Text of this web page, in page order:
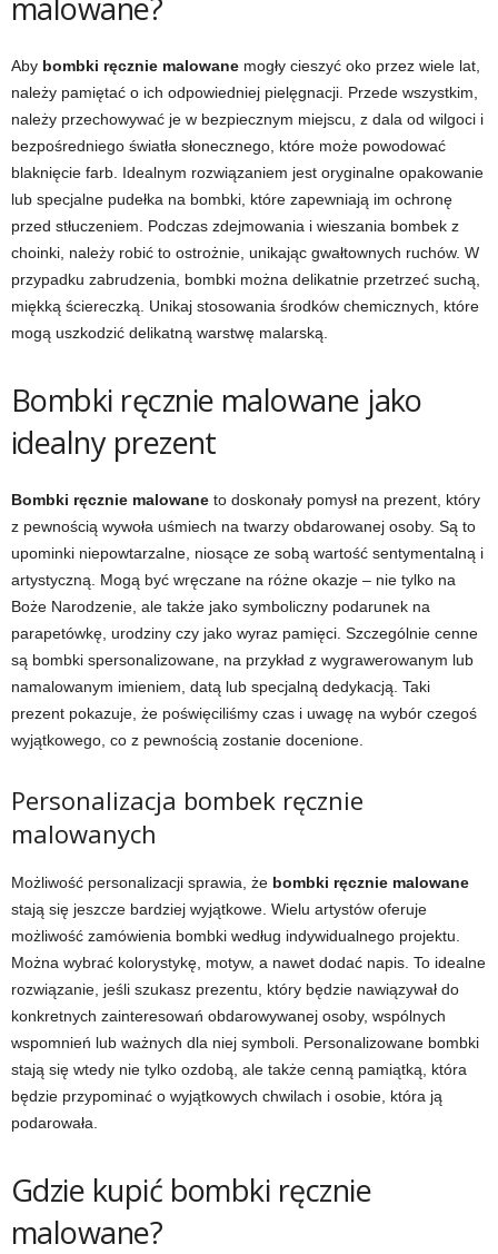
malowane?
Aby bombki ręcznie malowane mogły cieszyć oko przez wiele lat,
należy pamiętać o ich odpowiedniej pielęgnacji. Przede wszystkim,
należy przechowywać je w bezpiecznym miejscu, z dala od wilgoci i
bezpośredniego światła słonecznego, które może powodować
blaknięcie farb. Idealnym rozwiązaniem jest oryginalne opakowanie
lub specjalne pudełka na bombki, które zapewniają im ochronę
przed stłuczeniem. Podczas zdejmowania i wieszania bombek z
choinki, należy robić to ostrożnie, unikając gwałtownych ruchów. W
przypadku zabrudzenia, bombki można delikatnie przetrzeć suchą,
miękką ściereczką. Unikaj stosowania środków chemicznych, które
mogą uszkodzić delikatną warstwę malarską.
Bombki ręcznie malowane jako
idealny prezent
Bombki ręcznie malowane to doskonały pomysł na prezent, który
z pewnością wywoła uśmiech na twarzy obdarowanej osoby. Są to
upominki niepowtarzalne, niosące ze sobą wartość sentymentalną i
artystyczną. Mogą być wręczane na różne okazje – nie tylko na
Boże Narodzenie, ale także jako symboliczny podarunek na
parapetówkę, urodziny czy jako wyraz pamięci. Szczególnie cenne
są bombki spersonalizowane, na przykład z wygrawerowanym lub
namalowanym imieniem, datą lub specjalną dedykacją. Taki
prezent pokazuje, że poświęciliśmy czas i uwagę na wybór czegoś
wyjątkowego, co z pewnością zostanie docenione.
Personalizacja bombek ręcznie
malowanych
Możliwość personalizacji sprawia, że bombki ręcznie malowane
stają się jeszcze bardziej wyjątkowe. Wielu artystów oferuje
możliwość zamówienia bombki według indywidualnego projektu.
Można wybrać kolorystykę, motyw, a nawet dodać napis. To idealne
rozwiązanie, jeśli szukasz prezentu, który będzie nawiązywał do
konkretnych zainteresowań obdarowywanej osoby, wspólnych
wspomnień lub ważnych dla niej symboli. Personalizowane bombki
stają się wtedy nie tylko ozdobą, ale także cenną pamiątką, która
będzie przypominać o wyjątkowych chwilach i osobie, która ją
podarowała.
Gdzie kupić bombki ręcznie
malowane?